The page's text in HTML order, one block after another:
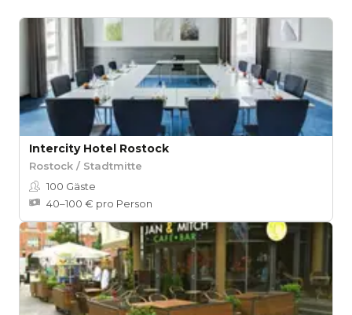
Intercity Hotel Rostock
Rostock / Stadtmitte
100 Gäste
40–100 € pro Person